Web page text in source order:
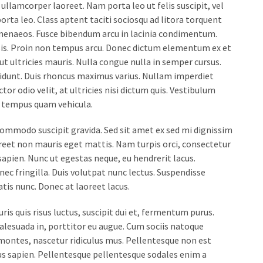
laoreet. Nam porta leo ut felis suscipit, vel
leo. Class aptent taciti sociosqu ad litora torquent
Fusce bibendum arcu in lacinia condimentum.
Proin non tempus arcu. Donec dictum elementum ex et
ultricies mauris. Nulla congue nulla in semper cursus.
Duis rhoncus maximus varius. Nullam imperdiet
odio velit, at ultricies nisi dictum quis. Vestibulum
quam vehicula.
suscipit gravida. Sed sit amet ex sed mi dignissim
non mauris eget mattis. Nam turpis orci, consectetur
Nunc ut egestas neque, eu hendrerit lacus.
fringilla. Duis volutpat nunc lectus. Suspendisse
nunc. Donec at laoreet lacus.
quis risus luctus, suscipit dui et, fermentum purus.
in, porttitor eu augue. Cum sociis natoque
nascetur ridiculus mus. Pellentesque non est
sapien. Pellentesque pellentesque sodales enim a